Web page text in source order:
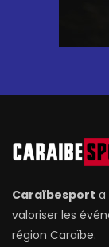
Caraïbesport a
valoriser les
région Caraïbe.